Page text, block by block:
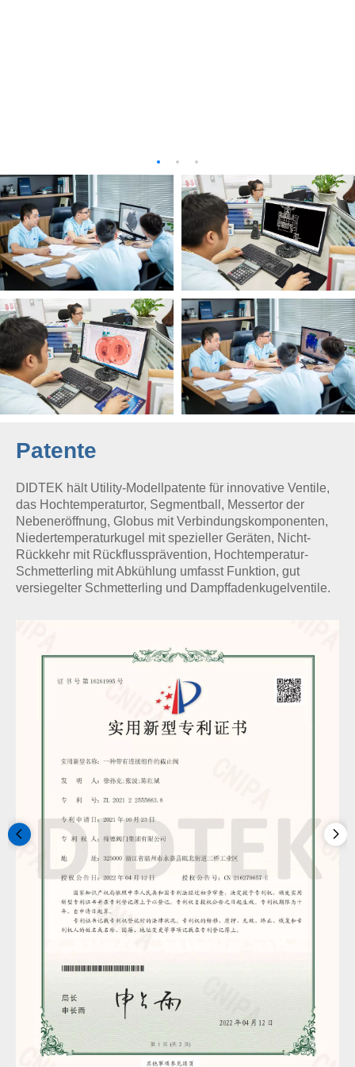
Patente
DIDTEK hält Utility-Modellpatente für innovative Ventile,
das Hochtemperaturtor, Segmentball, Messertor der
Nebeneröffnung, Globus mit Verbindungskomponenten,
Niedertemperaturkugel mit spezieller Geräten, Nicht-
Rückkehr mit Rückflussprävention, Hochtemperatur-
Schmetterling mit Abkühlung umfasst Funktion, gut
versiegelter Schmetterling und Dampffadenkugelventile.